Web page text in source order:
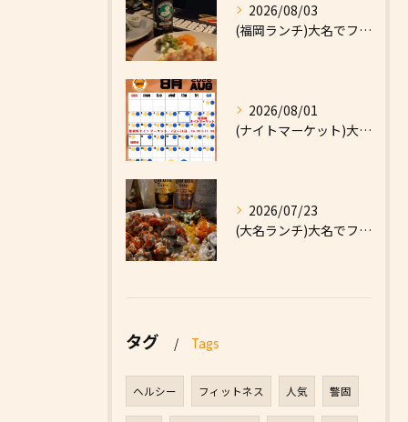
2026/08/03
(福岡ランチ)大名でファーストフードなら|High Five...
2026/08/01
(ナイトマーケット)大名でファーストフードなら|High F...
2026/07/23
(大名ランチ)大名でファーストフードなら|High Five...
タグ Tags
ヘルシー フィットネス 人気 警固